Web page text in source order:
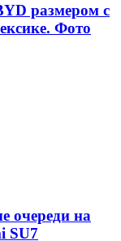
размером с
Фото
очереди на
SU7